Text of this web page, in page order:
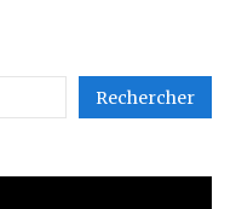
Rechercher